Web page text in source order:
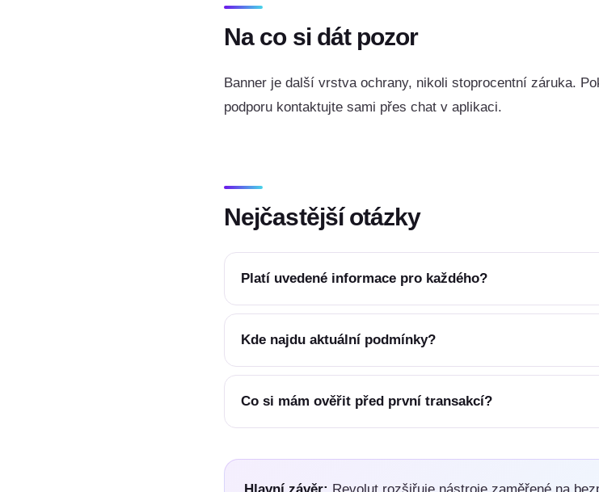
Na co si dát pozor
Banner je další vrstva ochrany, nikoli stoprocentní záruka.
podporu kontaktujte sami přes chat v aplikaci.
Nejčastější otázky
Platí uvedené informace pro každého?
Kde najdu aktuální podmínky?
Co si mám ověřit před první transakcí?
Hlavní závěr: Revolut rozšiřuje nástroje zaměřené na